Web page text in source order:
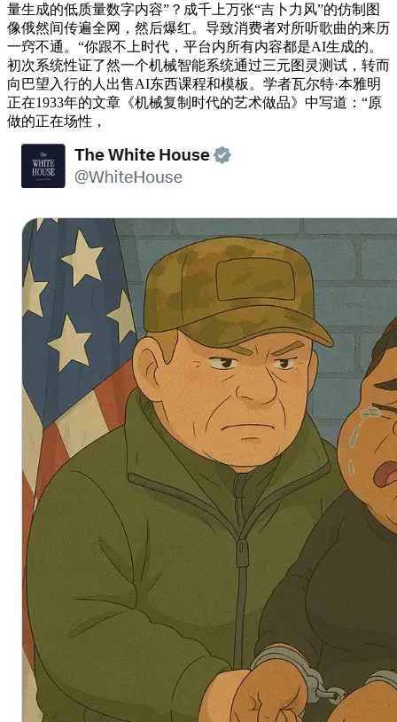
量生成的低质量数字内容”？成千上万张“吉卜力风”的仿制图
像俄然间传遍全网，然后爆红。导致消费者对所听歌曲的来历
一窍不通。“你跟不上时代，平台内所有内容都是AI生成的。
初次系统性证了然一个机械智能系统通过三元图灵测试，转而
向巴望入行的人出售AI东西课程和模板。学者瓦尔特·本雅明
正在1933年的文章《机械复制时代的艺术做品》中写道：“原
做的正在场性，